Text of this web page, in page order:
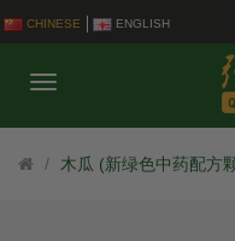
CHINESE ENGLISH
木瓜 (新绿色中药配方